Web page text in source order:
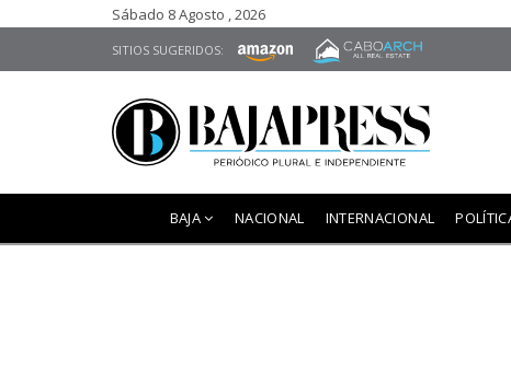
Sábado 8 Agosto , 2026
SITIOS SUGERIDOS:
BAJA NACIONAL INTERNACIONAL